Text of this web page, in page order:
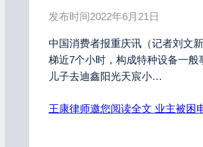
发布时间 2022年6月21日
中国消费者报重庆讯（记者刘文
梯近7个小时，构成特种设备一
儿子去迪鑫阳光天宸小…
王康律师邀您阅读全文 业主被困